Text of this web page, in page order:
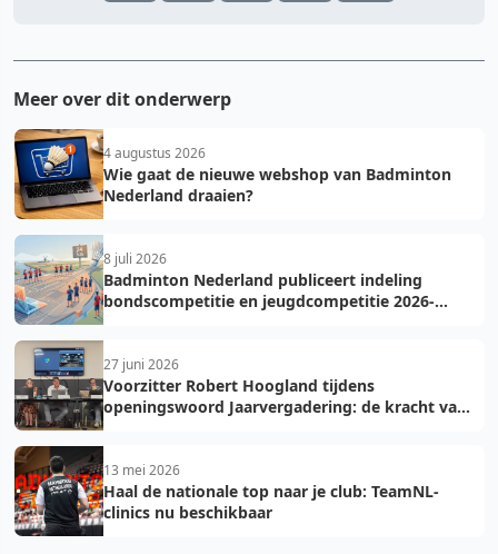
Meer over dit onderwerp
4 augustus 2026
Wie gaat de nieuwe webshop van Badminton
Nederland draaien?
8 juli 2026
Badminton Nederland publiceert indeling
bondscompetitie en jeugdcompetitie 2026-
27 juni 2026
Voorzitter Robert Hoogland tijdens
openingswoord Jaarvergadering: de kracht van
13 mei 2026
Haal de nationale top naar je club: TeamNL-
clinics nu beschikbaar